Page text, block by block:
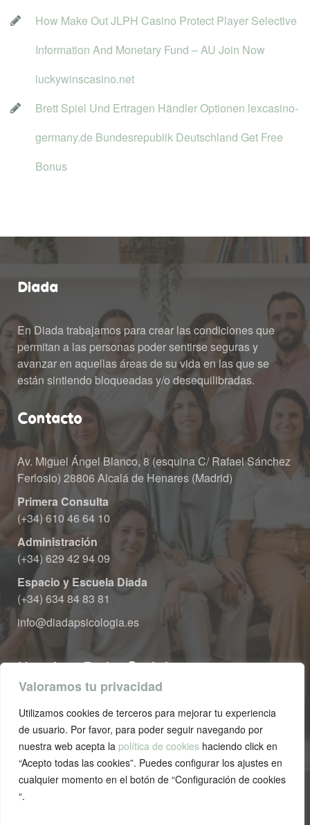
Valoramos tu privacidad
Utilizamos cookies de terceros para mejorar tu experiencia
de usuario. Por favor, para poder seguir navegando por
nuestra web acepta la política de cookie haciendo click en
“Acepto todas las cookies”. Puedes configurar los ajustes en
cualquier momento en el botón de “Configuración de cookies
“.
How Make Out JLPH Casino Protect Player Selective
Information And Monetary Fund – AU Join Now
luckywinscasino.net
Brett Spiel Und Ertragen Händler Optionen lexcasino-
germany.de Bundesrepublik Deutschland Get Free
Bonu
Diada
En Diada trabajamos para crear las condiciones que
permitan a las personas poder sentirse seguras y
avanzar en aquellas áreas de su vida en las que se
están sintiendo bloqueadas y/o desequilibradas.
Contacto
Av. Miguel Ángel Blanco, 8 (esquina C/ Rafael Sánchez
Ferlosio) 28806 Alcalá de Henares (Madrid)
Primera Consulta
(+34) 610 46 64 10
Administración
(+34) 629 42 94 09
Espacio y Escuela Diada
(+34) 634 84 83 81
info@diadapsicologia.e
Nuestras Redes Sociale